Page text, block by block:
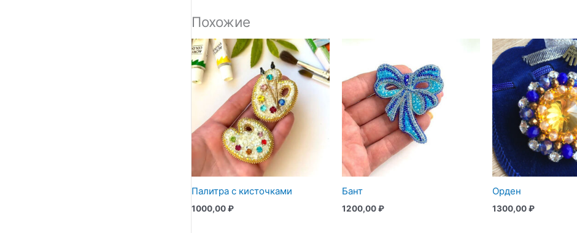
Похожие
Палитра с кисточками
1000,00₽
Бант
1200,00₽
Орден
1300,00₽